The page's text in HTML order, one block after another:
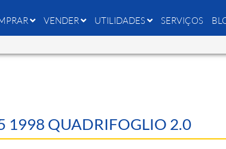
VENDER UTILIDADES SERVIÇOS
1998 QUADRIFOGLIO 2.0